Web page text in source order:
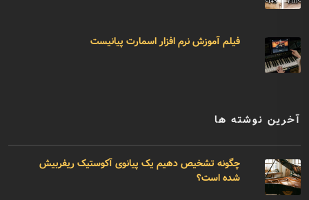
فیلم آموزش نرم افزار اسمارت پیانیست
آخرین نوشته ها
چگونه تشخیص دهیم یک پیانوی آکوستیک ریفربیش
شده است؟